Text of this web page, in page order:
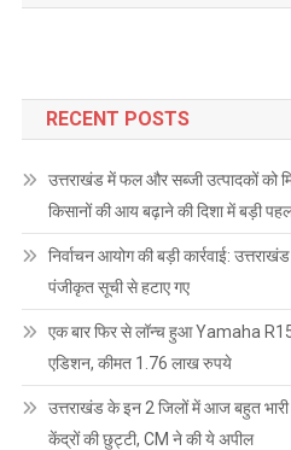
RECENT POSTS
उत्तराखंड में फल और सब्जी उत्पादकों को
किसानों की आय बढ़ाने की दिशा में बड़ी
निर्वाचन आयोग की बड़ी कार्रवाई:
पंजीकृत सूची से हटाए गए
एक बार फिर से लॉन्च हुआ Yamaha
एडिशन, कीमत 1.76 लाख रुपये
उत्तराखंड के इन 2 जिलों में आज बहुत
केंद्रों की छुट्टी, CM ने की ये अपील